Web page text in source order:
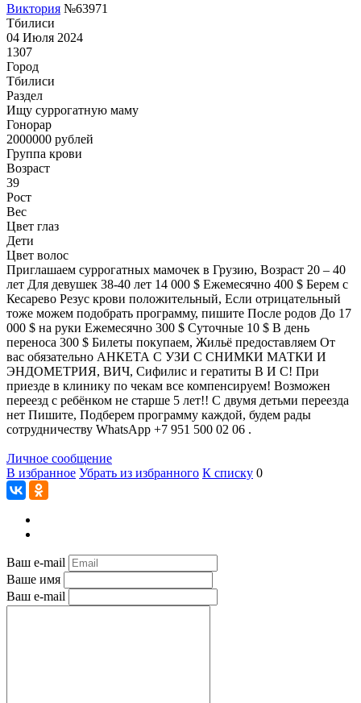
Виктория №63971
Тбилиси
04 Июля 2024
1307
Город
Тбилиси
Раздел
Ищу суррогатную маму
Гонoрар
2000000 рублей
Группа крови
Возраст
39
Рост
Вес
Цвет глаз
Дети
Цвет волос
Приглашаем суррогатных мамочек в Грузию, Возраст 20 – 40
лет Для девушек 38-40 лет 14 000 $ Ежемесячно 400 $ Берем с
Кесарево Резус крови положительный, Если отрицательный
тоже можем подобрать программу, пишите После родов До 17
000 $ на руки Ежемесячно 300 $ Суточные 10 $ В день
переноса 300 $ Билеты покупаем, Жильё предоставляем От
вас обязательно АНКЕТА С УЗИ С СНИМКИ МАТКИ И
ЭНДОМЕТРИЯ, ВИЧ, Сифилис и гератиты В И С! При
приезде в клинику по чекам все компенсируем! Возможен
переезд с ребёнком не старше 5 лет!! С двумя детьми переезда
нет Пишите, Подберем программу каждой, будем рады
сотрудничеству WhatsApp +7 951 500 02 06 .
Личное сообщение
В избранное Убрать из избранного К списку 0
Ваш e-mail
Ваше имя
Ваш e-mail